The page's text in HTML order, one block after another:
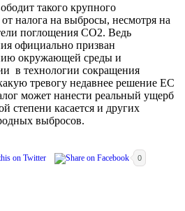
такого крупного
от налога на выбросы, несмотря на
поглощения СО2. Ведь
официально призван
окружающей среды и
в технологии сокращения
тревогу недавнее решение ЕС
может нанести реальный ущерб
степени касается и других
выбросов.
0